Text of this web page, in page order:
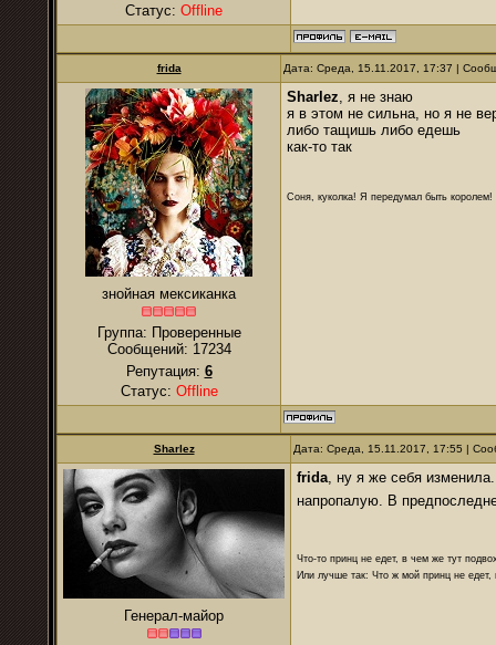
Статус: Offline
frida Дата: Среда, 15.11.2017, 17:37 |
знойная мексиканка
Группа: Проверенные
Сообщений: 17234
Репутация: 6
Статус: Offline
Sharlez, я не знаю
я в этом не сильна, но я не
либо тащишь либо едешь
как-то так
Соня, куколка! Я передумал быть
Sharlez Дата: Среда, 15.11.2017, 17:55 |
Генерал-майор
frida, ну я же себя
напропалую. В
Что-то принц не едет, в чем же тут
Или лучше так: Что ж мой принц не едет,